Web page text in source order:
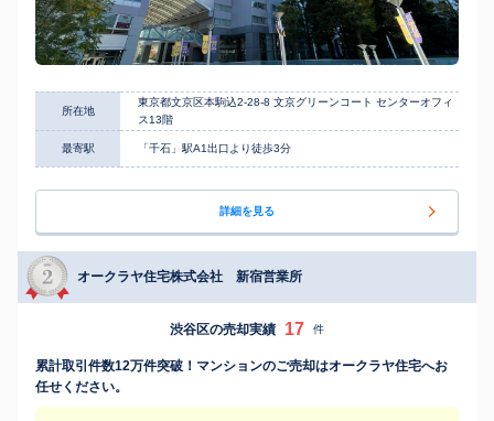
所在地
東京都文京区本駒込2-28-8 文京グリーンコート センターオフィ
ス13階
最寄駅 「千石」駅A1出口より徒歩3分
詳細を見る
オークラヤ住宅株式会社 新宿営業所
渋谷区の売却実績 17 件
累計取引件数12万件突破！マンションのご売却はオークラヤ住宅へお
任せください。